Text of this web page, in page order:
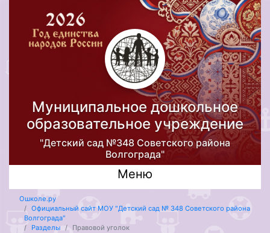
Муниципальное дошкольное
образовательное учреждение
"Детский сад №348 Советского района
Волгограда"
Меню
Ошколе.ру
Официальный сайт МОУ "Детский сад № 348 Советского района
Волгограда"
Разделы
Правовой уголок